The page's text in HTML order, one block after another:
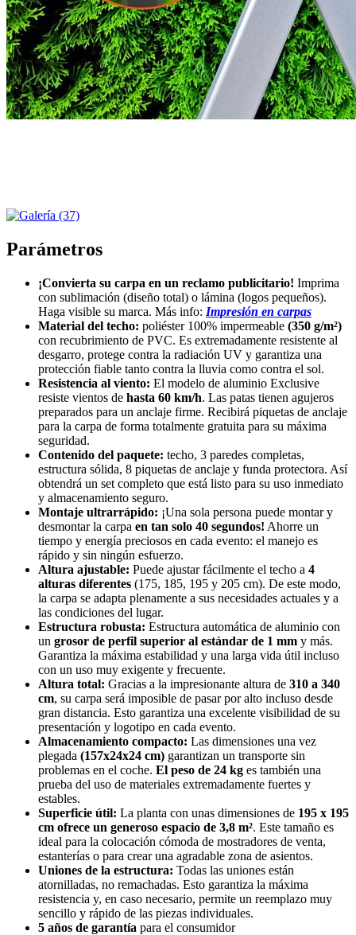
Parámetros
¡Convierta su carpa en un reclamo publicitario! Imprima
con sublimación (diseño total) o lámina (logos pequeños).
Haga visible su marca. Más info: Impresión en carpas
Material del techo: poliéster 100% impermeable (350 g/m²)
con recubrimiento de PVC. Es extremadamente resistente al
desgarro, protege contra la radiación UV y garantiza una
protección fiable tanto contra la lluvia como contra el sol.
Resistencia al viento: El modelo de aluminio Exclusive
resiste vientos de hasta 60 km/h. Las patas tienen agujeros
preparados para un anclaje firme. Recibirá piquetas de anclaje
para la carpa de forma totalmente gratuita para su máxima
seguridad.
Contenido del paquete: techo, 3 paredes completas,
estructura sólida, 8 piquetas de anclaje y funda protectora. Así
obtendrá un set completo que está listo para su uso inmediato
y almacenamiento seguro.
Montaje ultrarrápido: ¡Una sola persona puede montar y
desmontar la carpa en tan solo 40 segundos! Ahorre un
tiempo y energía preciosos en cada evento: el manejo es
rápido y sin ningún esfuerzo.
Altura ajustable: Puede ajustar fácilmente el techo a 4
alturas diferentes (175, 185, 195 y 205 cm). De este modo,
la carpa se adapta plenamente a sus necesidades actuales y a
las condiciones del lugar.
Estructura robusta: Estructura automática de aluminio con
un grosor de perfil superior al estándar de 1 mm y más.
Garantiza la máxima estabilidad y una larga vida útil incluso
con un uso muy exigente y frecuente.
Altura total: Gracias a la impresionante altura de 310 a 340
cm, su carpa será imposible de pasar por alto incluso desde
gran distancia. Esto garantiza una excelente visibilidad de su
presentación y logotipo en cada evento.
Almacenamiento compacto: Las dimensiones una vez
plegada (157x24x24 cm) garantizan un transporte sin
problemas en el coche. El peso de 24 kg es también una
prueba del uso de materiales extremadamente fuertes y
estables.
Superficie útil: La planta con unas dimensiones de 195 x 195
cm ofrece un generoso espacio de 3,8 m². Este tamaño es
ideal para la colocación cómoda de mostradores de venta,
estanterías o para crear una agradable zona de asientos.
Uniones de la estructura: Todas las uniones están
atornilladas, no remachadas. Esto garantiza la máxima
resistencia y, en caso necesario, permite un reemplazo muy
sencillo y rápido de las piezas individuales.
5 años de garantía para el consumidor